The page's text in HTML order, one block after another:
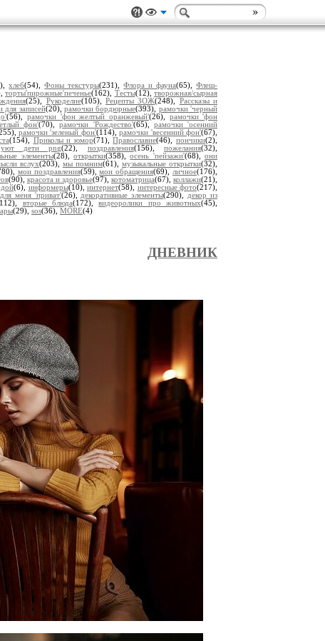
хлеб(54),Фоны текстуры(231),Флора и фауна(65),Флеш-
торты'пирожные'печенье(162), Тесты(12), творожная/сырная
(25), Рукоделие(105),Рецепты ЗОЖ(248), Рассказы и
для записей(20), рамочки бордюрные(393), рамочки 'черный
(56),рамочки 'фон желтый оранжевый'(26), рамочки 'фон
фон'(70),рамочки 'Рождество'(65), рамочки 'осенний
рамочки 'зеленый фон'(114),рамочки 'весенний фон'(67),
(154), Приколы и юмор(71),Православие(46), пончики(2),
дети png(22), поздравления(156),пожелания(32),
элементы(28), открытки(358),осень 'пейзажи'(68),они
вслух(203), мы помним(61), музыкальные открытки(32),
мои поздравления(59),мои обращения(69), личное(176),
(90), красота и здоровье(97), котоматрица(67),коллажи(21),
(6), информеры(10), интернет(58), интересные фото(217),
для меня 'приват'(26), декоративные элементы(290), декор из
вторые блюда(172),видеоролики про животных(45),
(29), sos(36), MORE(4)
ДНЕВНИК